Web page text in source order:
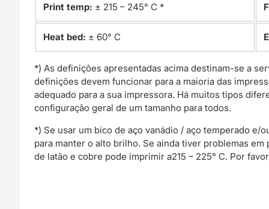
Print temp: ± 215 – 245° C *
Heat bed: ± 60° C
*) As definições apresentadas acima destinam-se a
definições devem funcionar para a maioria das
adequado para a sua impressora. Há muitos tipos
configuração geral de um tamanho para todos.
*) Se usar um bico de aço vanádio / aço temperado
para manter o alto brilho. Se ainda tiver problemas
de latão e cobre pode imprimir a215 – 225° C. Por